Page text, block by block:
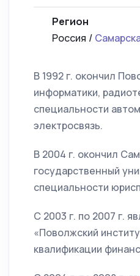
Регион
Россия /
В 1992 г. окончил
информатики,
специальности
электросвязь.
В 2004 г. окончил
государственный
специальности
С 2003 г. по 2007 г.
«Поволжский
квалификации